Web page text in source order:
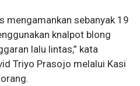
mengamankan sebanyak 19
knalpot blong
lalu lintas,” kata
Triyo Prasojo melalui Kasi